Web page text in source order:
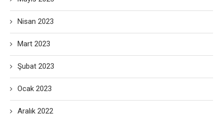
Nisan 2023
Mart 2023
Şubat 2023
Ocak 2023
Aralık 2022